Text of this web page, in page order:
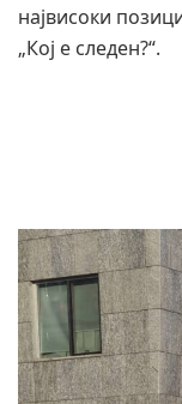
највисоки
„Кој е следен?“.